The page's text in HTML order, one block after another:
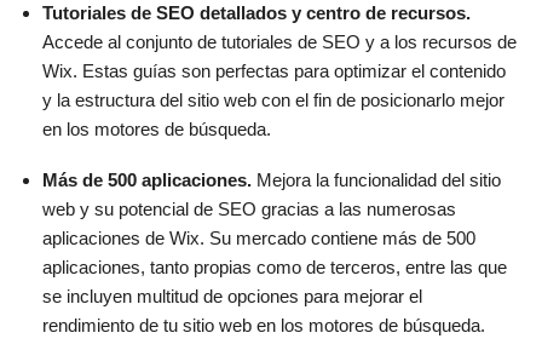
Tutoriales de SEO detallados y centro de recursos.
Accede al conjunto de tutoriales de SEO y a los recursos de
Wix. Estas guías son perfectas para optimizar el contenido
y la estructura del sitio web con el fin de posicionarlo mejor
en los motores de búsqueda.
Más de 500 aplicaciones. Mejora la funcionalidad del sitio
web y su potencial de SEO gracias a las numerosas
aplicaciones de Wix. Su mercado contiene más de 500
aplicaciones, tanto propias como de terceros, entre las que
se incluyen multitud de opciones para mejorar el
rendimiento de tu sitio web en los motores de búsqueda.